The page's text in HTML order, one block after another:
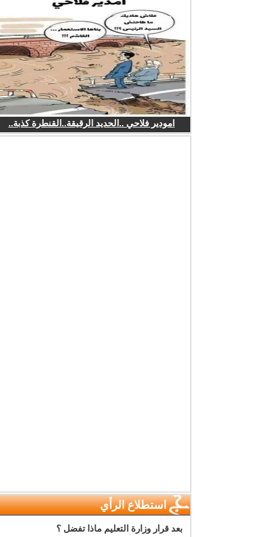
امودير فلاحي ..الحديد الرقيقة..القنطرة كذبة..
استطلاع الرأي
بعد قرار وزارة التعليم ماذا تفضل ؟